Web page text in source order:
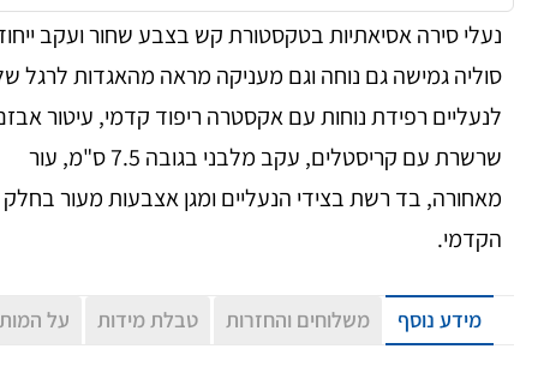
נעלי סירה אסיאתיות בטקסטורת קש בצבע שחור ועקב
סוליה גמישה גם נוחה וגם מעניקה מראה מהאגדות לרגל
לנעליים רפידת נוחות עם אקסטרה ריפוד קדמי, עיטור
שרשרת עם קריסטלים, עקב מלבני בגובה 7.5 ס"מ, עור
מאחורה, בד רשת בצידי הנעליים ומגן אצבעות מעור בחלק
הקדמי.
מידע נוסף משלוחים והחזרות טבלת מידות על